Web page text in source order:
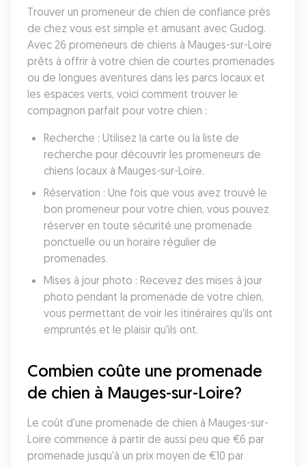
Trouver un promeneur de chien de confiance près
de chez vous est simple et amusant avec Gudog.
Avec 26 promeneurs de chiens à Mauges-sur-Loire
prêts à offrir à votre chien de courtes promenades
ou de longues aventures dans les parcs locaux et
les espaces verts, voici comment trouver le
compagnon parfait pour votre chien :
Recherche : Utilisez la carte ou la liste de
recherche pour découvrir les promeneurs de
chiens locaux à Mauges-sur-Loire.
Réservation : Une fois que vous avez trouvé le
bon promeneur pour votre chien, vous pouvez
réserver en toute sécurité une promenade
ponctuelle ou un horaire régulier de
promenades.
Mises à jour photo : Recevez des mises à jour
photo pendant la promenade de votre chien,
vous permettant de voir les itinéraires qu'ils ont
empruntés et le plaisir qu'ils ont.
Combien coûte une promenade
de chien à Mauges-sur-Loire?
Le coût d'une promenade de chien à Mauges-sur-
Loire commence à partir de aussi peu que €6 par
promenade jusqu'à un prix moyen de €10 par